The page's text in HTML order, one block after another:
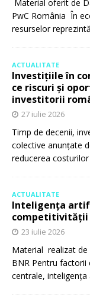
Material oferit de
PwC România În
resurselor reprezintă
ACTUALITATE
Investițiile în
ce riscuri și
investitorii
27 iulie 2026
Timp de decenii,
colective anunțate
reducerea
ACTUALITATE
Inteligența
competitivității
23 iulie 2026
Material realizat de
BNR Pentru factorii
centrale, inteligența